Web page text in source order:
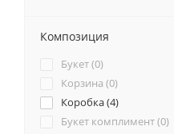
Композиция
Букет (0)
Корзина (0)
Коробка (4)
Букет комплимент (0)